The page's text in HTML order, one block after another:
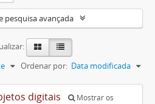
pesquisa avançada
Ordenar por: Data modificada
digitais
Mostrar os